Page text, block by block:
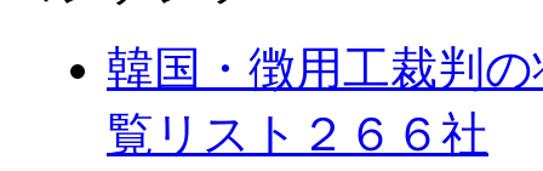
韓国・徴用工裁判
覧リスト２６６社